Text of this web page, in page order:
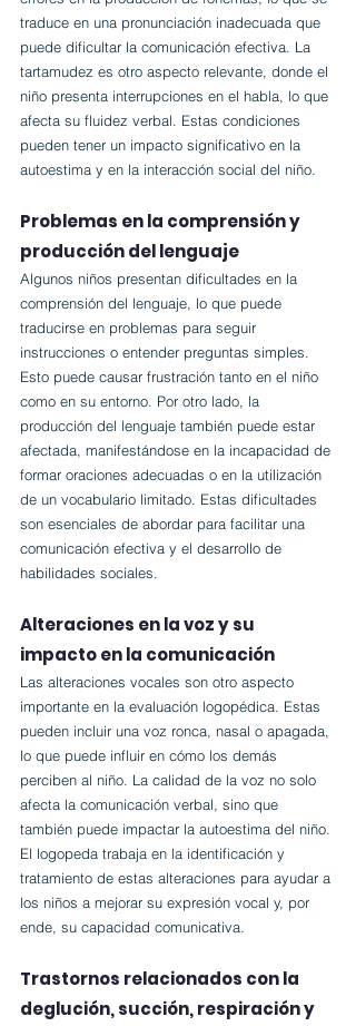
traduce en una pronunciación inadecuada que
puede dificultar la comunicación efectiva. La
tartamudez es otro aspecto relevante, donde el
niño presenta interrupciones en el habla, lo que
afecta su fluidez verbal. Estas condiciones
pueden tener un impacto significativo en la
autoestima y en la interacción social del niño.
Problemas en la comprensión y
producción del lenguaje
Algunos niños presentan dificultades en la
comprensión del lenguaje, lo que puede
traducirse en problemas para seguir
instrucciones o entender preguntas simples.
Esto puede causar frustración tanto en el niño
como en su entorno. Por otro lado, la
producción del lenguaje también puede estar
afectada, manifestándose en la incapacidad de
formar oraciones adecuadas o en la utilización
de un vocabulario limitado. Estas dificultades
son esenciales de abordar para facilitar una
comunicación efectiva y el desarrollo de
habilidades sociales.
Alteraciones en la voz y su
impacto en la comunicación
Las alteraciones vocales son otro aspecto
importante en la evaluación logopédica. Estas
pueden incluir una voz ronca, nasal o apagada,
lo que puede influir en cómo los demás
perciben al niño. La calidad de la voz no solo
afecta la comunicación verbal, sino que
también puede impactar la autoestima del niño.
El logopeda trabaja en la identificación y
tratamiento de estas alteraciones para ayudar a
los niños a mejorar su expresión vocal y, por
ende, su capacidad comunicativa.
Trastornos relacionados con la
deglución, succión, respiración y